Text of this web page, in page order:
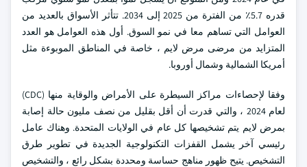
قدره 5.7٪ من الفترة من 2025 إلى 2034. تتأثر الأسواق بالعديد من
العوامل التي تساهم معا في نمو السوق. أول هذه العوامل هو العدد
المتزايد من مرضى مرض لايم ، خاصة في المناطق الموبوءة مثل
أمريكا الشمالية وشمال أوروبا.
وفقا لإحصاءات مراكز السيطرة على الأمراض والوقاية منها (CDC)
لعام 2024 ، والتي قدرت أن أقل بقليل من نصف مليون حالة إصابة
بمرض لايم يتم تشخيصها كل عام في الولايات المتحدة. وهناك عامل
رئيسي آخر يشمل القفزات التكنولوجية الجديدة في تطوير طرق
التشخيص. يتيح ظهور مناهج حساسة ومحددة بشكل رائع ، والتشخيص